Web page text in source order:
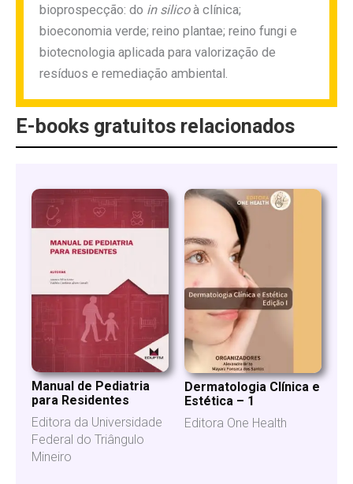
bioprospecção: do in silicoà clínica;
bioeconomia verde; reino plantae; reino fungi e
biotecnologia aplicada para valorização de
resíduos e remediação ambiental.
E-books gratuitos relacionados
Manual de Pediatria
para Residentes
Editora da Universidade
Federal do Triângulo
Mineiro
Dermatologia Clínica e
Estética – 1
Editora One Health